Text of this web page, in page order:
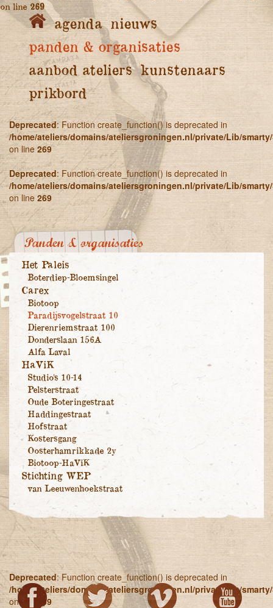
on line 269
agenda
nieuws
panden & organisaties
aanbod ateliers
kunstenaars
prikbord
Deprecated: Function create_function() is deprecated in
/home/ateliers/domains/ateliersgroningen.nl/private/Lib/
on line269
Deprecated: Function create_function() is deprecated in
/home/ateliers/domains/ateliersgroningen.nl/private/Lib/
on line 269
Panden & organisaties
Het Paleis
Boterdiep-Bloemsingel
Carex
Biotoop
Paradijsvogelstraat 10
Dierenriemstraat 100
Donderslaan 156A
Alfa Laval
HaViK
Studio's 10-14
Pelsterstraat
Oude Boteringestraat
Haddingestraat
Hofstraat
Kostersgang
Oosterhamrikkade 2y
Biotoop-HaViK
Stichting WEP
van Leeuwenhoekstraat
Deprecated: Function create_function() is deprecated in
/home/ateliers/domains/ateliersgroningen.nl/private/Lib/
on line 269